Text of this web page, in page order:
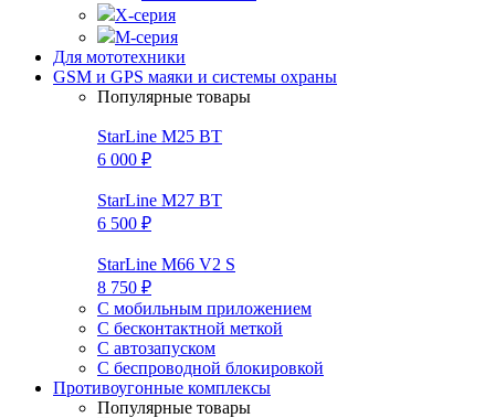
X-серия
M-серия
Для мототехники
GSM и GPS маяки и системы охраны
Популярные товары
StarLine M25 BT
6 000 ₽
StarLine M27 BT
6 500 ₽
StarLine M66 V2 S
8 750 ₽
С мобильным приложением
С бесконтактной меткой
С автозапуском
С беспроводной блокировкой
Противоугонные комплексы
Популярные товары